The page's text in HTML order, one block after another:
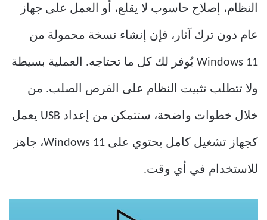
النظام، إصلاح حاسوب لا يقلع، أو العمل على جهاز
عام دون ترك آثار، فإن إنشاء نسخة محمولة من
Windows 11 يُوفر لك كل ما تحتاجه. العملية بسيطة
ولا تتطلب تثبيت النظام على القرص الصلب. من
خلال خطوات واضحة، ستتمكن من إعداد USB يعمل
كجهاز تشغيل كامل يحتوي على Windows 11، جاهز
للاستخدام في أي وقت.